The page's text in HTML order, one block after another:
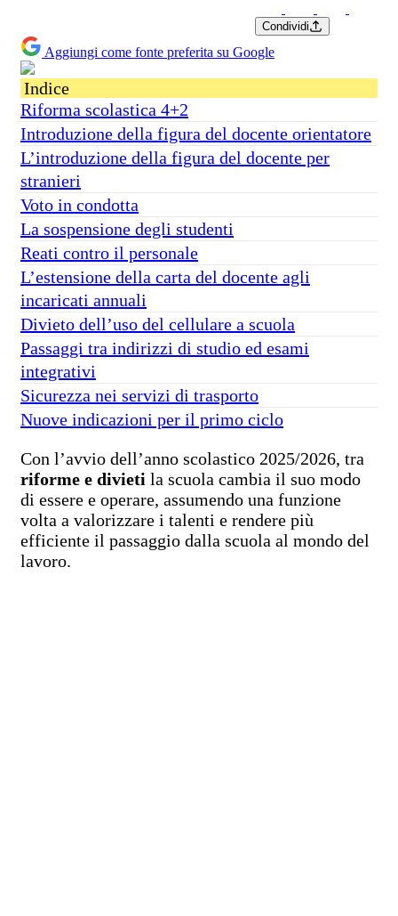
Condividi
Aggiungi come fonte preferita su Google
Indice
Riforma scolastica 4+2
Introduzione della figura del docente orientatore
L’introduzione della figura del docente per
stranieri
Voto in condotta
La sospensione degli studenti
Reati contro il personale
L’estensione della carta del docente agli
incaricati annuali
Divieto dell’uso del cellulare a scuola
Passaggi tra indirizzi di studio ed esami
integrativi
Sicurezza nei servizi di trasporto
Nuove indicazioni per il primo ciclo
Con l’avvio dell’anno scolastico 2025/2026, tra
riforme e divieti la scuola cambia il suo modo
di essere e operare, assumendo una funzione
volta a valorizzare i talenti e rendere più
efficiente il passaggio dalla scuola al mondo del
lavoro.